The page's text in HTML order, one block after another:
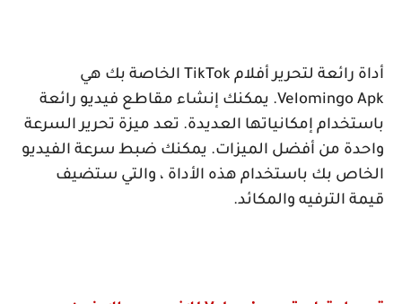
أداة رائعة لتحرير أفلام TikTok الخاصة بك هي
Velomingo Apk. يمكنك إنشاء مقاطع فيديو رائعة
باستخدام إمكانياتها العديدة. تعد ميزة تحرير السرعة
واحدة من أفضل الميزات. يمكنك ضبط سرعة الفيديو
الخاص بك باستخدام هذه الأداة ، والتي ستضيف
قيمة الترفيه والمكائد.